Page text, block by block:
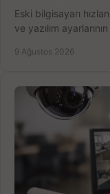
Eski bilgisayarı
ve yazılım
9 Ağustos 2026